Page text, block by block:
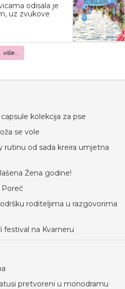
odisala je
uz zvukove
više...
kolekcija za pse
se vole
rutinu od sada kreira umjetna
Žena godine!
roditeljima u razgovorima
festival na Kvarneru
pretvoreni u monodramu